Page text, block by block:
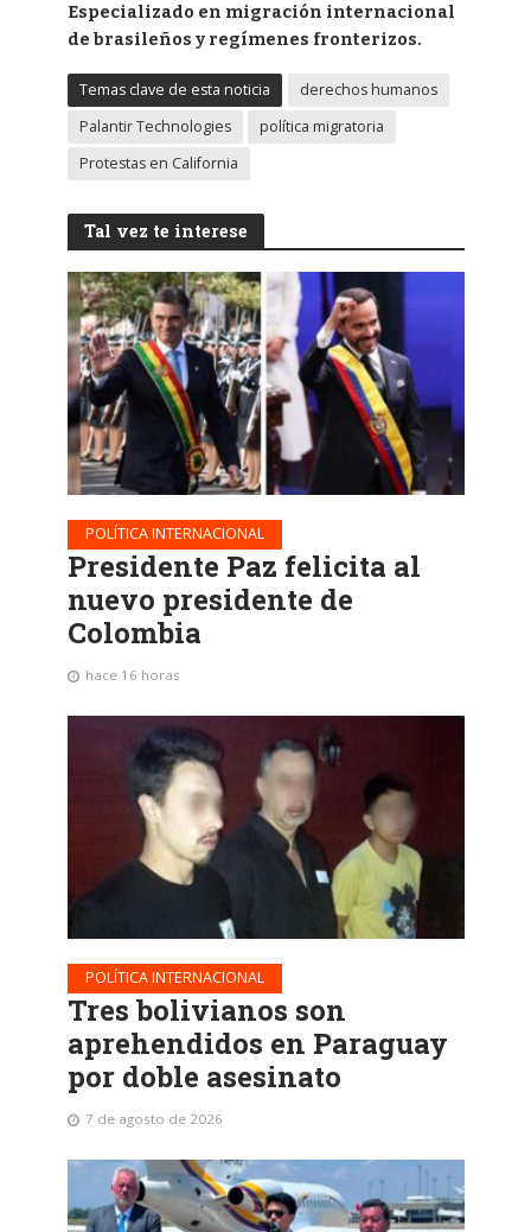
Especializado en migración internacional
de brasileños y regímenes fronterizos.
Temas clave de esta noticia
derechos humanos
Palantir Technologies
política migratoria
Protestas en California
Tal vez te interese
POLÍTICA INTERNACIONAL
Presidente Paz felicita al
nuevo presidente de
Colombia
hace 16 horas
POLÍTICA INTERNACIONAL
Tres bolivianos son
aprehendidos en Paraguay
por doble asesinato
7 de agosto de 2026